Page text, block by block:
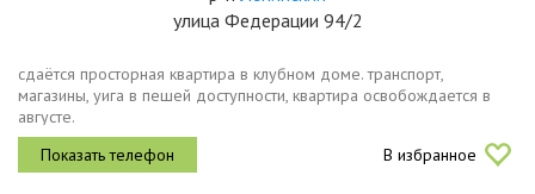
улица Федерации 94/2
сдаётся просторная квартира в клубном доме. транспорт,
магазины, уига в пешей доступности, квартира освобождается в
августе.
В избранное